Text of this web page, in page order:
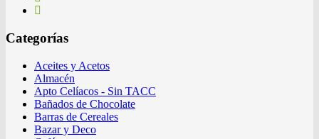
Categorías
Aceites y Acetos
Almacén
Apto Celíacos - Sin TACC
Bañados de Chocolate
Barras de Cereales
Bazar y Deco